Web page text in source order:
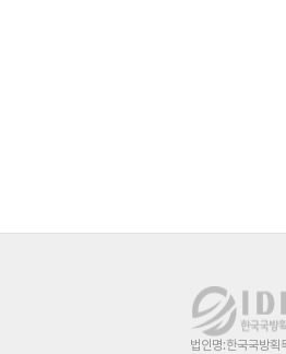
법인명:한국국방